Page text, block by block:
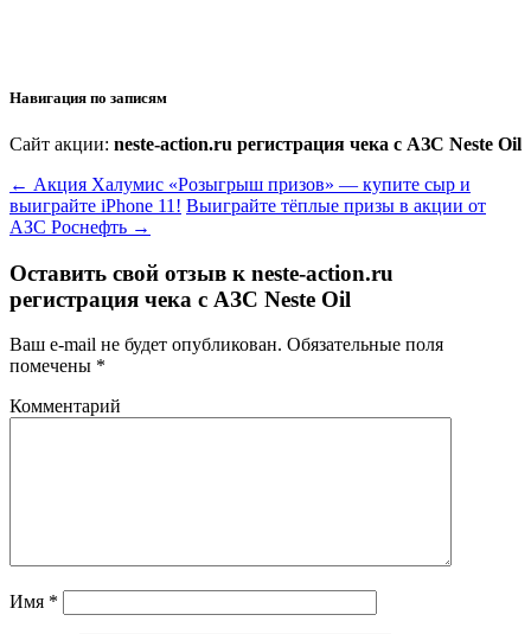
Навигация по записям
Сайт акции: neste-action.ru регистрация чека с АЗС Neste Oil
← Акция Халумис «Розыгрыш призов» — купите сыр и
выиграйте iPhone 11! Выиграйте тёплые призы в акции от
АЗС Роснефть →
Оставить свой отзыв к neste-action.ru
регистрация чека с АЗС Neste Oil
Ваш e-mail не будет опубликован. Обязательные поля
помечены *
Комментарий
Имя *